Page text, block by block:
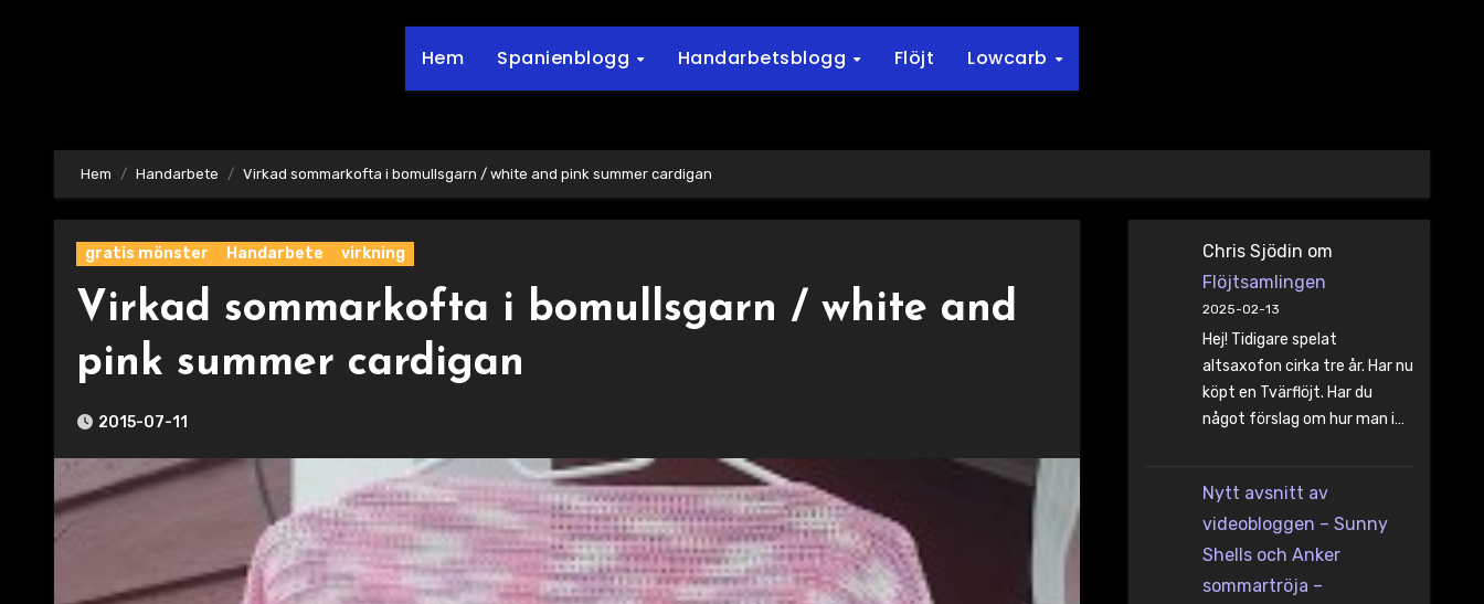
Hem Spanienblogg Handarbetsblogg Flöjt Lowcarb
Hem Handarbete Virkad sommarkofta i bomullsgarn / white and pink summer cardigan
gratis mönster Handarbete virkning
Virkad sommarkofta i bomullsgarn / white and
pink summer cardigan
2015-07-11
Chris Sjödin om
Flöjtsamlingen
2025-02-13
Hej! Tidigare spelat
altsaxofon cirka tre år. Har nu
köpt en Tvärflöjt. Har du
något förslag om hur man i…
Nytt avsnitt av
videobloggen – Sunny
Shells och Anker
sommartröja –